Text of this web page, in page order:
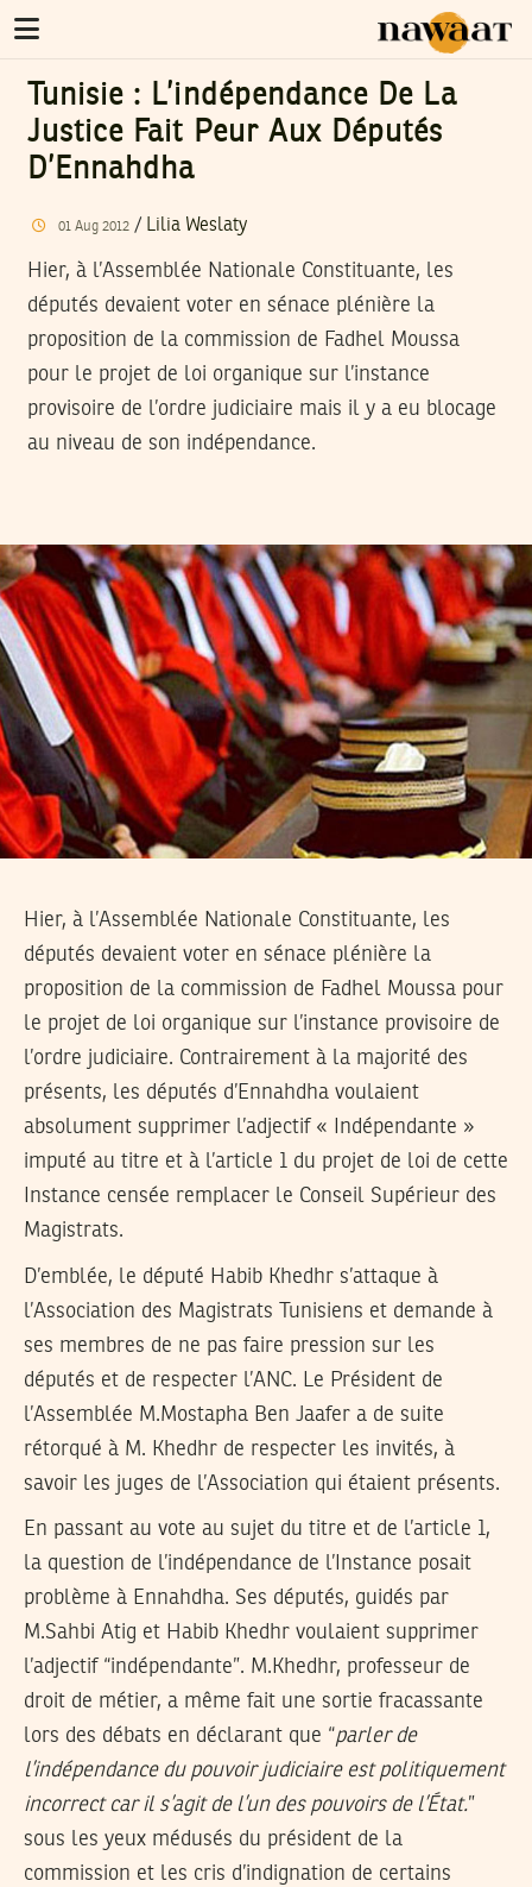
Tunisie : L’indépendance De La
Justice Fait Peur Aux Députés
D’Ennahdha
01 Aug 2012/ Lilia Weslaty
Hier, à l’Assemblée Nationale Constituante, les
députés devaient voter en sénace plénière la
proposition de la commission de Fadhel Moussa
pour le projet de loi organique sur l’instance
provisoire de l’ordre judiciaire mais il y a eu blocage
au niveau de son indépendance.
Hier, à l’Assemblée Nationale Constituante, les
députés devaient voter en sénace plénière la
proposition de la commission de Fadhel Moussa pour
le projet de loi organique sur l’instance provisoire de
l’ordre judiciaire. Contrairement à la majorité des
présents, les députés d’Ennahdha voulaient
absolument supprimer l’adjectif « Indépendante »
imputé au titre et à l’article 1 du projet de loi de cette
Instance censée remplacer le Conseil Supérieur des
Magistrats.
D’emblée, le député Habib Khedhr s’attaque à
l’Association des Magistrats Tunisiens et demande à
ses membres de ne pas faire pression sur les
députés et de respecter l’ANC. Le Président de
l’Assemblée M.Mostapha Ben Jaafer a de suite
rétorqué à M. Khedhr de respecter les invités, à
savoir les juges de l’Association qui étaient présents.
En passant au vote au sujet du titre et de l’article 1,
la question de l’indépendance de l’Instance posait
problème à Ennahdha. Ses députés, guidés par
M.Sahbi Atig et Habib Khedhr voulaient supprimer
l’adjectif “indépendante”. M.Khedhr, professeur de
droit de métier, a même fait une sortie fracassante
lors des débats en déclarant que “parler de
l’indépendance du pouvoir judiciaire est politiquement
incorrect car il s’agit de l’un des pouvoirs de l’État.”
sous les yeux médusés du président de la
commission et les cris d’indignation de certains